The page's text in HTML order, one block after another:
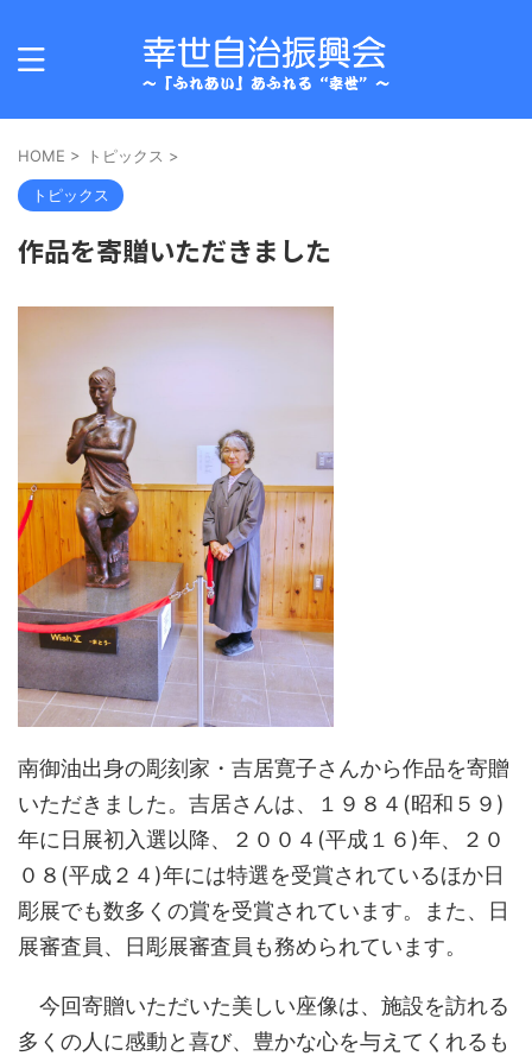
HOME > トピックス >
トピックス
作品を寄贈いただきました
南御油出身の彫刻家・吉居寛子さんから作品を寄贈
いただきました。吉居さんは、１９８４(昭和５９)
年に日展初入選以降、２００４(平成１６)年、２０
０８(平成２４)年には特選を受賞されているほか日
彫展でも数多くの賞を受賞されています。また、日
展審査員、日彫展審査員も務められています。
今回寄贈いただいた美しい座像は、施設を訪れる
多くの人に感動と喜び、豊かな心を与えてくれるも